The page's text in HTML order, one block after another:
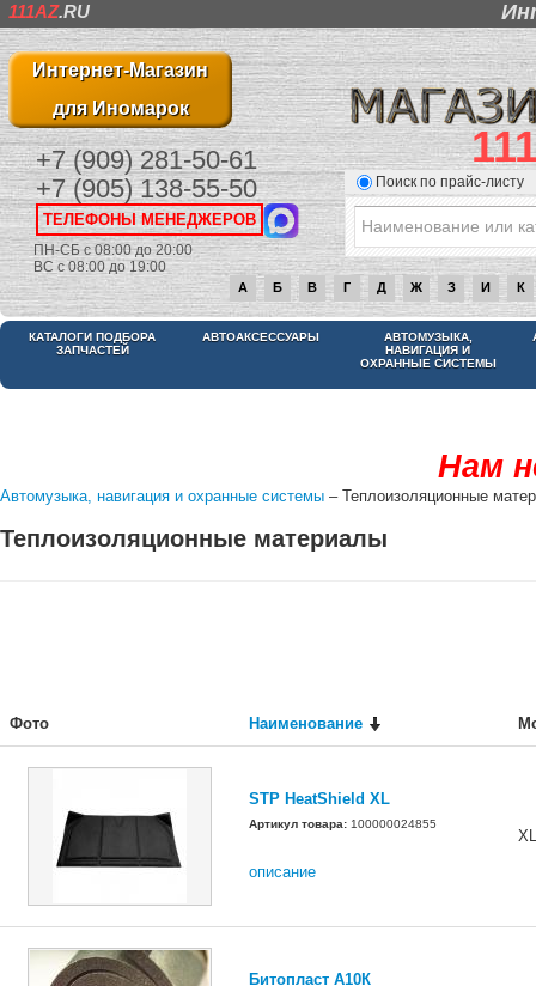
111AZ.RU
Интернет-Магазин
для Иномарок
+7 (909) 281-50-61
+7 (905) 138-55-50
ТЕЛЕФОНЫ МЕНЕДЖЕРОВ
ПН-СБ с 08:00 до 20:00
ВС с 08:00 до 19:00
Поиск по прайс-листу
А Б В Г Д Ж З И К
КАТАЛОГИ ПОДБОРА
ЗАПЧАСТЕЙ
АВТОАКСЕССУАРЫ
АВТОМУЗЫКА,
НАВИГАЦИЯ И
ОХРАННЫЕ СИСТЕМЫ
Нам
Автомузыка, навигация и охранные системы – Теплоизоляционные
Теплоизоляционные материалы
Фото Наименование
STP HeatShield XL
Артикул товара: 100000024855
описание
XL
Битопласт А10К